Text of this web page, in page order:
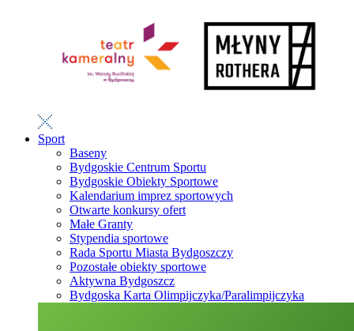
Sport
Baseny
Bydgoskie Centrum Sportu
Bydgoskie Obiekty Sportowe
Kalendarium imprez sportowych
Otwarte konkursy ofert
Małe Granty
Stypendia sportowe
Rada Sportu Miasta Bydgoszczy
Pozostałe obiekty sportowe
Aktywna Bydgoszcz
Bydgoska Karta Olimpijczyka/Paralimpijczyka